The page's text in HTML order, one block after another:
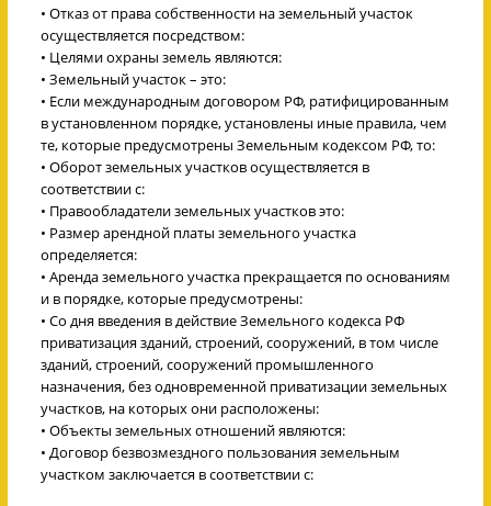
• Отказ от права собственности на земельный участок
осуществляется посредством:
• Целями охраны земель являются:
• Земельный участок – это:
• Если международным договором РФ, ратифицированным
в установленном порядке, установлены иные правила, чем
те, которые предусмотрены Земельным кодексом РФ, то:
• Оборот земельных участков осуществляется в
соответствии с:
• Правообладатели земельных участков это:
• Размер арендной платы земельного участка
определяется:
• Аренда земельного участка прекращается по основаниям
и в порядке, которые предусмотрены:
• Со дня введения в действие Земельного кодекса РФ
приватизация зданий, строений, сооружений, в том числе
зданий, строений, сооружений промышленного
назначения, без одновременной приватизации земельных
участков, на которых они расположены:
• Объекты земельных отношений являются:
• Договор безвозмездного пользования земельным
участком заключается в соответствии с: